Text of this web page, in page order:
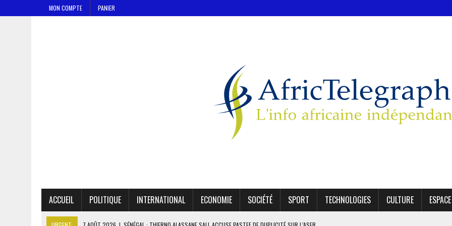
MON COMPTE PANIER
ACCUEIL POLITIQUE INTERNATIONAL ECONOMIE SOCIÉTÉ SPORT TECHNOLOGIES CULTURE